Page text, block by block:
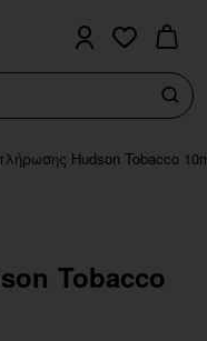
Tobacco
Hudson Tobacco